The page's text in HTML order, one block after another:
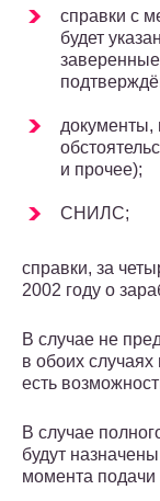
справки с
будет
и прочее);
СНИЛС;
справки, за
2002 году о
В случае не
в обоих случаях
есть
В случае
будут
момента подачи